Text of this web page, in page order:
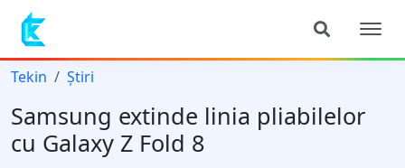
Tekin Știri
Samsung extinde linia pliabilelor
cu Galaxy Z Fold 8